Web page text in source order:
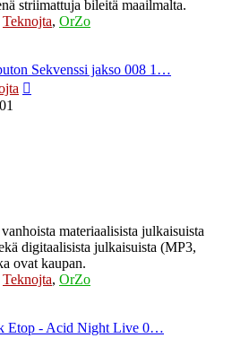
striimattuja bileitä maailmalta.
Teknojta, OrZo
Sekvenssi jakso 008 1…
materiaalisista julkaisuista
digitaalisista julkaisuista (MP3,
ovat kaupan.
Teknojta, OrZo
Etop - Acid Night Live 0…